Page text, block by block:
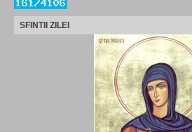
SFINTII ZILEI